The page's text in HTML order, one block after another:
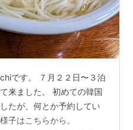
です。 ７月２２日〜３泊
来ました。 初めての韓国
たが、何とか予約してい
子はこちらから。